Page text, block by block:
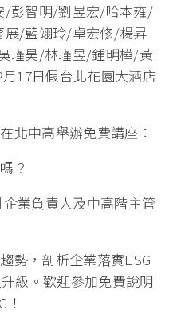
/彭智明/劉昱宏/哈本雍/
/藍翊玲/卓宏修/楊昇
瑾昊/林瑾昱/鍾明樺/黃
17日假台北花園大酒店
北中高舉辦免費講座：
？
業負責人及中高階主管
勢，剖析企業落實ESG
級。歡迎參加免費說明